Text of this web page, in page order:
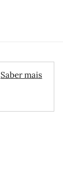
Saber mais